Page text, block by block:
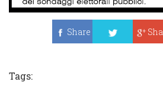
Share
Tags: